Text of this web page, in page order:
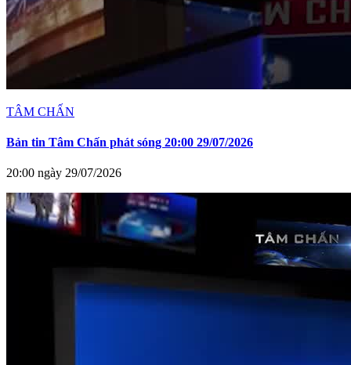
TÂM CHẤN
Bản tin Tâm Chấn phát sóng 20:00 29/07/2026
20:00 ngày 29/07/2026